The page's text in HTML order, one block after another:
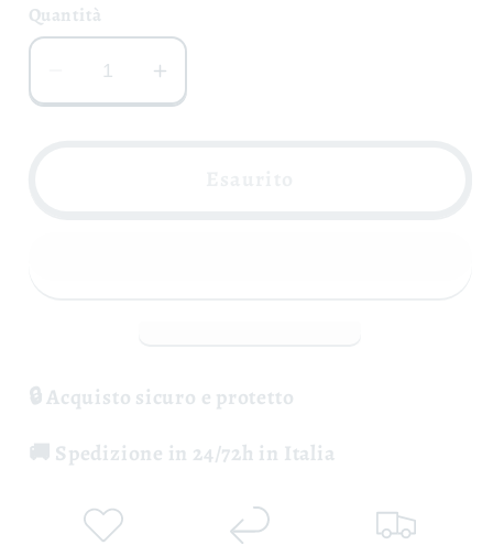
Quantità
Diminuisci
quantità
VentitréFilari
Aumenta
quantità
VentitréFilari
🔒 Acquisto sicuro e protetto
🚚 Spedizione in 24/72h in Italia